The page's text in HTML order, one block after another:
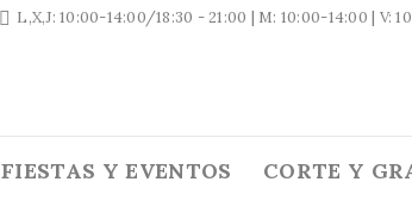
L,X,J: 10:00-14:00/18:30 - 21:00 | M: 10:00-14:00 | V:
FIESTAS Y EVENTOS CORTE Y